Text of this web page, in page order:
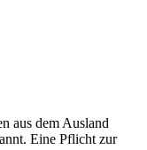
aus dem Ausland
Eine Pflicht zur